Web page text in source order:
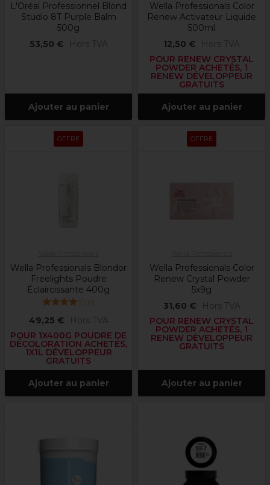
L'Oréal Professionnel Blond
Studio 8T Purple Balm
500g
53,50 €
Hors TVA
Ajouter au panier
Wella Professionals Color
Renew Activateur Liquide
500ml
12,50 €
Hors TVA
POUR RENEW CRYSTAL
POWDER ACHETÉS, 1
RENEW DÉVELOPPEUR
GRATUITS
Ajouter au panier
OFFRE
Wella Professionals Blondor
Freelights Poudre
Éclaircissante 400g
(1)
49,25 €
Hors TVA
POUR 1X400G POUDRE DE
DÉCOLORATION ACHETÉS,
1X1L DÉVELOPPEUR
GRATUITS
Ajouter au panier
OFFRE
Wella Professionals Color
Renew Crystal Powder
5x9g
31,60 €
Hors TVA
POUR RENEW CRYSTAL
POWDER ACHETÉS, 1
RENEW DÉVELOPPEUR
GRATUITS
Ajouter au panier